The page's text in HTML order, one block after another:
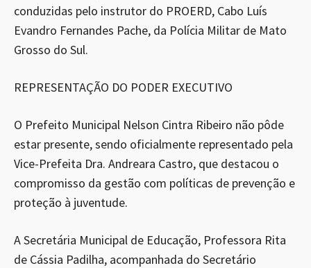
conduzidas pelo instrutor do PROERD, Cabo Luís
Evandro Fernandes Pache, da Polícia Militar de Mato
Grosso do Sul.
REPRESENTAÇÃO DO PODER EXECUTIVO
O Prefeito Municipal Nelson Cintra Ribeiro não pôde
estar presente, sendo oficialmente representado pela
Vice-Prefeita Dra. Andreara Castro, que destacou o
compromisso da gestão com políticas de prevenção e
proteção à juventude.
A Secretária Municipal de Educação, Professora Rita
de Cássia Padilha, acompanhada do Secretário